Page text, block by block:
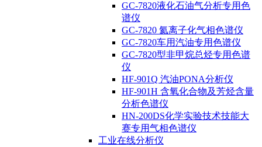
GC-7820液化石油气分析专用色
谱仪
GC-7820 氦离子化气相色谱仪
GC-7820车用汽油专用色谱仪
GC-7820型非甲烷总烃专用色谱
仪
HF-901Q 汽油PONA分析仪
HF-901H 含氧化合物及芳烃含量
分析色谱仪
HN-200DS化学实验技术技能大
赛专用气相色谱仪
工业在线分析仪